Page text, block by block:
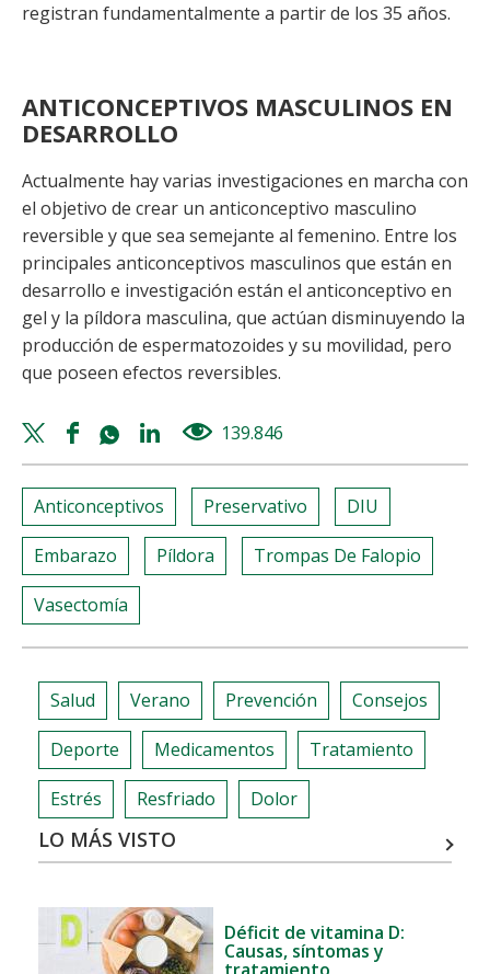
registran fundamentalmente a partir de los 35 años.
ANTICONCEPTIVOS MASCULINOS EN
DESARROLLO
Actualmente hay varias investigaciones en marcha con
el objetivo de crear un anticonceptivo masculino
reversible y que sea semejante al femenino. Entre los
principales anticonceptivos masculinos que están en
desarrollo e investigación están el anticonceptivo en
gel y la píldora masculina, que actúan disminuyendo la
producción de espermatozoides y su movilidad, pero
que poseen efectos reversibles.
Twitter
share
Facebook
share
Whatsapp
share
Linkedin
share
139.846
Anticonceptivos Preservativo DIU
Embarazo Píldora Trompas De Falopio
Vasectomía
Salud Verano Prevención Consejos
Deporte Medicamentos Tratamiento
Estrés Resfriado Dolor
LO MÁS VISTO
Déficit de vitamina D:
Causas, síntomas y
tratamiento